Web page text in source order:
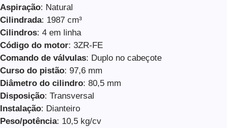
Aspiração: Natural
Cilindrada: 1987 cm³
Cilindros: 4 em linha
Código do motor: 3ZR-FE
Comando de válvulas: Duplo no cabeçote
Curso do pistão: 97,6 mm
Diâmetro do cilindro: 80,5 mm
Disposição: Transversal
Instalação: Dianteiro
Peso/potência: 10,5 kg/cv